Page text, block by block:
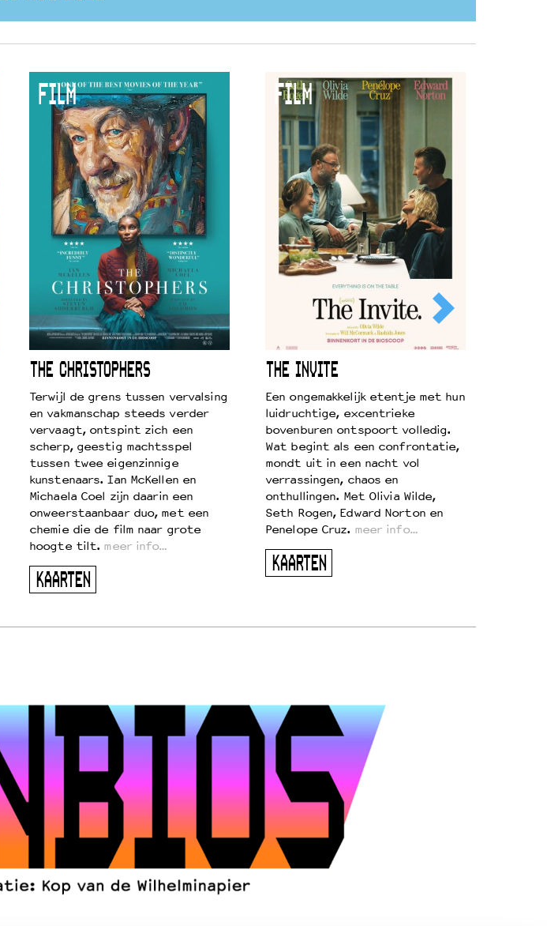
FILM
THE CHRISTOPHERS
Terwijl de grens tussen vervalsing
en vakmanschap steeds verder
vervaagt, ontspint zich een
scherp, geestig machtsspel
tussen twee eigenzinnige
kunstenaars. Ian McKellen en
Michaela Coel zijn daarin een
onweerstaanbaar duo, met een
chemie die de film naar grote
hoogte tilt. meer info…
KAARTEN
FILM
THE INVITE
Een ongemakkelijk etentje met hun
luidruchtige, excentrieke
bovenburen ontspoort volledig.
Wat begint als een confrontatie,
mondt uit in een nacht vol
verrassingen, chaos en
onthullingen. Met Olivia Wilde,
Seth Rogen, Edward Norton en
Penelope Cruz. meer info…
KAARTEN